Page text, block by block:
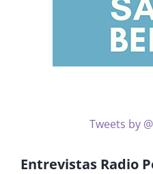
Tweets by
Entrevistas Radio